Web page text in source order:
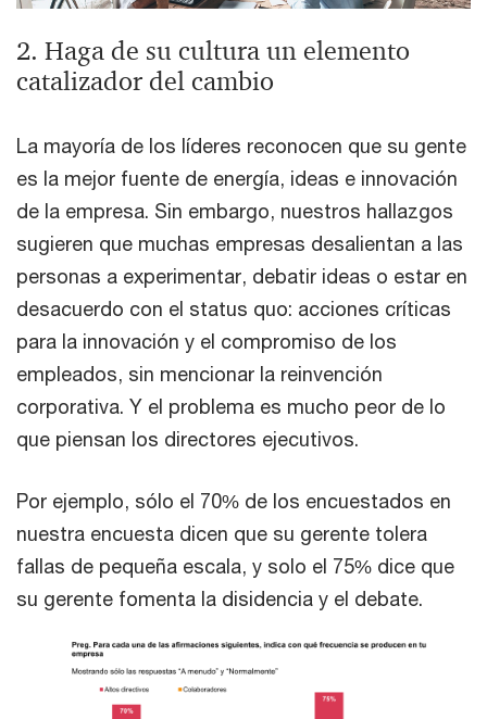
2. Haga de su cultura un elemento
catalizador del cambio
La mayoría de los líderes reconocen que su gente
es la mejor fuente de energía, ideas e innovación
de la empresa. Sin embargo, nuestros hallazgos
sugieren que muchas empresas desalientan a las
personas a experimentar, debatir ideas o estar en
desacuerdo con el status quo: acciones críticas
para la innovación y el compromiso de los
empleados, sin mencionar la reinvención
corporativa. Y el problema es mucho peor de lo
que piensan los directores ejecutivos.
Por ejemplo, sólo el 70% de los encuestados en
nuestra encuesta dicen que su gerente tolera
fallas de pequeña escala, y solo el 75% dice que
su gerente fomenta la disidencia y el debate.